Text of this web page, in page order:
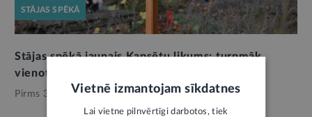
STĀJAS SPĒKĀ
Stājas spēkā jaunais Kapsētu likums: turpmāk
vienots regulējums visām pašvaldībām
Pirms 3 mēnešiem, Pašvaldības
Vietnē izmantojam sīkdatnes
Lai vietne pilnvērtīgi darbotos, tiek